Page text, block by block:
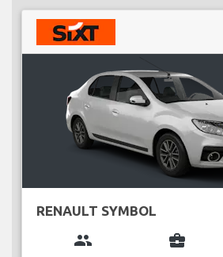
RENAULT SYMBOL
group business_center